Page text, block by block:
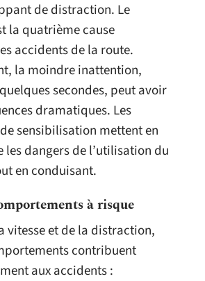
de distraction. Le
la quatrième cause
accidents de la route.
la moindre inattention,
secondes, peut avoir
dramatiques. Les
sensibilisation mettent en
les dangers de l’utilisation du
en conduisant.
à risque
vitesse et de la distraction,
contribuent
aux accidents :